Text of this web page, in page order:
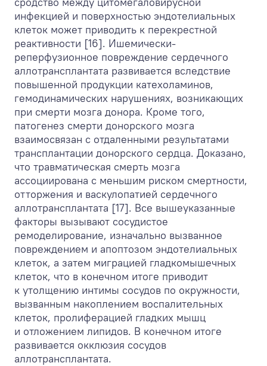
инфекцией и поверхностью эндотелиальных
клеток может приводить к перекрестной
реактивности [16]. Ишемически-
реперфузионное повреждение сердечного
аллотрансплантата развивается вследствие
повышенной продукции катехоламинов,
гемодинамических нарушениях, возникающих
при смерти мозга донора. Кроме того,
патогенез смерти донорского мозга
взаимосвязан с отдаленными результатами
трансплантации донорского сердца. Доказано,
что травматическая смерть мозга
ассоциирована с меньшим риском смертности,
отторжения и васкулопатией сердечного
аллотрансплантата [17]. Все вышеуказанные
факторы вызывают сосудистое
ремоделирование, изначально вызванное
повреждением и апоптозом эндотелиальных
клеток, а затем миграцией гладкомышечных
клеток, что в конечном итоге приводит
к утолщению интимы сосудов по окружности,
вызванным накоплением воспалительных
клеток, пролиферацией гладких мышц
и отложением липидов. В конечном итоге
развивается окклюзия сосудов
аллотрансплантата.